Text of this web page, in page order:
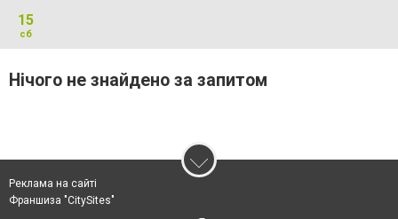
15
сб
Нічого не знайдено за запитом
Реклама на сайті
Франшиза "CitySites"